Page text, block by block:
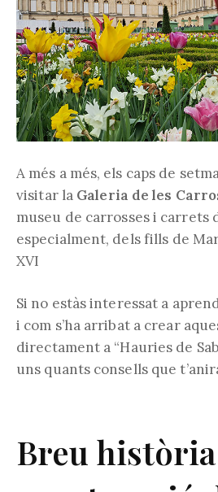
A més a més, els caps de
visitar la Galeria de les
museu de carrosses i carrets
especialment, dels fills de
XVI
Si no estàs interessat a
i com s’ha arribat a crear
directament a “Hauries de
uns quants consells que
Breu